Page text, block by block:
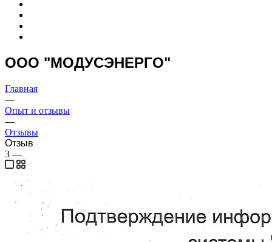
ООO "МОДУСЭНЕРГО"
Главная
—
Опыт и отзывы
—
Отзывы
Отзыв
3 —